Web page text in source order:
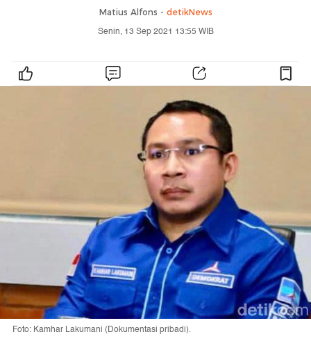
Matius Alfons - detikNews
Senin, 13 Sep 2021 13:55 WIB
Foto: Kamhar Lakumani (Dokumentasi pribadi).